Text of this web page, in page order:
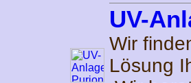
UV-
Wir
Lösung